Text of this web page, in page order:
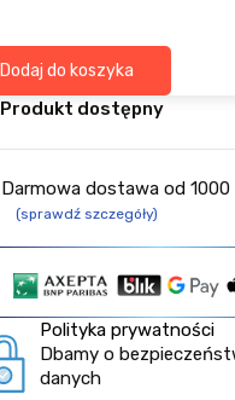
Dodaj do koszyka
Produkt dostępny
Darmowa dostawa od 1000
(sprawdź szczegóły)
Polityka prywatności
Dbamy o
danych